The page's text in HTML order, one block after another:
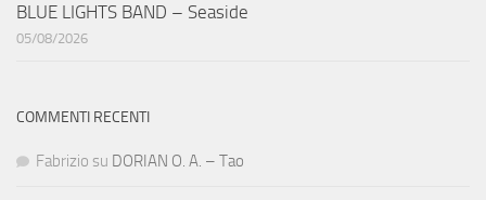
BLUE LIGHTS BAND – Seaside
05/08/2026
COMMENTI RECENTI
Fabrizio su DORIAN O. A. – Tao